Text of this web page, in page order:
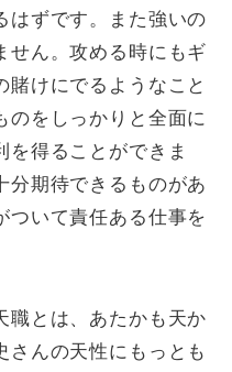
はずです。また強いの
せん。攻める時にもギ
賭けにでるようなこと
のをしっかりと全面に
を得ることができま
分期待できるものがあ
ついて責任ある仕事を
職とは、あたかも天か
さんの天性にもっとも